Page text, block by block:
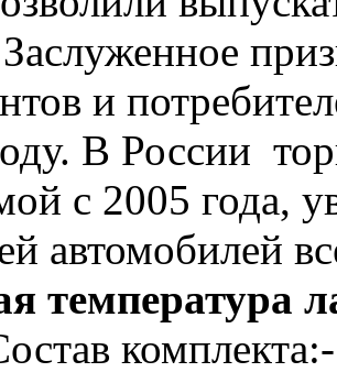
и
В России
с 2005 года,
автомобилей
температура